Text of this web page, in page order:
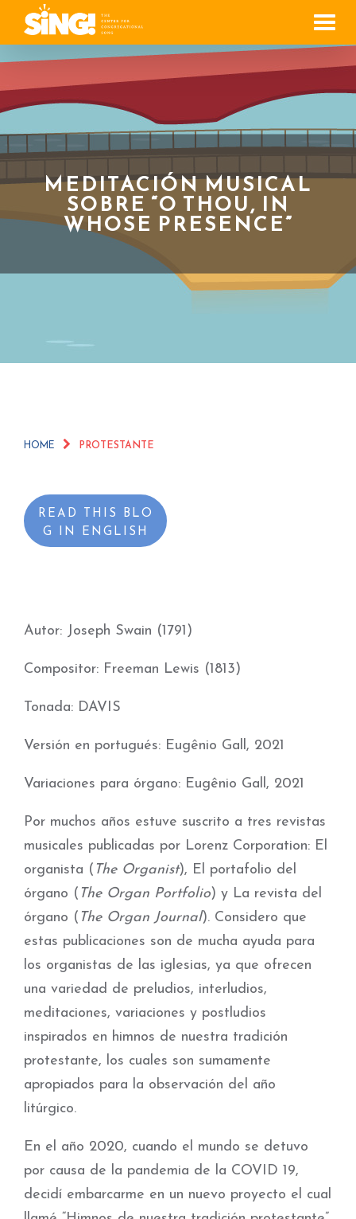
Menu
MEDITACIÓN MUSICAL
SOBRE “O THOU, IN
WHOSE PRESENCE”
HOME PROTESTANTE
READ THIS BLO
G IN ENGLISH
Autor: Joseph Swain (1791)
Compositor: Freeman Lewis (1813)
Tonada: DAVIS
Versión en portugués: Eugênio Gall, 2021
Variaciones para órgano: Eugênio Gall, 2021
Por muchos años estuve suscrito a tres revistas
musicales publicadas por Lorenz Corporation: El
organista ( The Organist), El portafolio del
órgano ( The Organ Portfolio) y La revista del
órgano ( The Organ Journal). Considero que
estas publicaciones son de mucha ayuda para
los organistas de las iglesias, ya que ofrecen
una variedad de preludios, interludios,
meditaciones, variaciones y postludios
inspirados en himnos de nuestra tradición
protestante, los cuales son sumamente
apropiados para la observación del año
litúrgico.
En el año 2020, cuando el mundo se detuvo
por causa de la pandemia de la COVID 19,
decidí embarcarme en un nuevo proyecto el cual